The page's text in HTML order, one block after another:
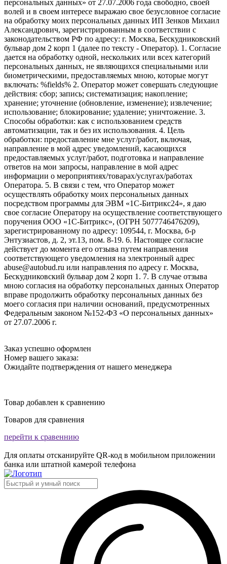
персональных данных» от 27.07.2006 года свободно, своей
волей и в своем интересе выражаю свое безусловное согласие
на обработку моих персональных данных ИП Зенков Михаил
Александрович, зарегистрированным в соответствии с
законодательством РФ по адресу: г. Москва, Бескудниковский
бульвар дом 2 корп 1 (далее по тексту - Оператор). 1. Согласие
дается на обработку одной, нескольких или всех категорий
персональных данных, не являющихся специальными или
биометрическими, предоставляемых мною, которые могут
включать: %fields% 2. Оператор может совершать следующие
действия: сбор; запись; систематизация; накопление;
хранение; уточнение (обновление, изменение); извлечение;
использование; блокирование; удаление; уничтожение. 3.
Способы обработки: как с использованием средств
автоматизации, так и без их использования. 4. Цель
обработки: предоставление мне услуг/работ, включая,
направление в мой адрес уведомлений, касающихся
предоставляемых услуг/работ, подготовка и направление
ответов на мои запросы, направление в мой адрес
информации о мероприятиях/товарах/услугах/работах
Оператора. 5. В связи с тем, что Оператор может
осуществлять обработку моих персональных данных
посредством программы для ЭВМ «1С-Битрикс24», я даю
свое согласие Оператору на осуществление соответствующего
поручения ООО «1С-Битрикс», (ОГРН 5077746476209),
зарегистрированному по адресу: 109544, г. Москва, б-р
Энтузиастов, д. 2, эт.13, пом. 8-19. 6. Настоящее согласие
действует до момента его отзыва путем направления
соответствующего уведомления на электронный адрес
abuse@autobud.ru или направления по адресу г. Москва,
Бескудниковский бульвар дом 2 корп 1. 7. В случае отзыва
мною согласия на обработку персональных данных Оператор
вправе продолжить обработку персональных данных без
моего согласия при наличии оснований, предусмотренных
Федеральным законом №152-ФЗ «О персональных данных»
от 27.07.2006 г.
Заказ успешно оформлен
Номер вашего заказа:
Ожидайте подтверждения от нашего менеджера
Товар добавлен к сравнению
Товаров для сравнения
перейти к сравеннию
Для оплаты отсканируйте QR-код в мобильном приложении
банка или штатной камерой телефона